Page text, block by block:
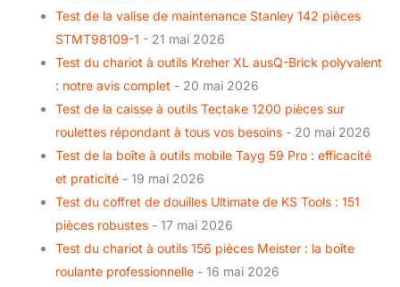
Test de la valise de maintenance Stanley 142 pièces
STMT98109-1 - 21 mai 2026
Test du chariot à outils Kreher XL ausQ-Brick polyvalent
: notre avis complet - 20 mai 2026
Test de la caisse à outils Tectake 1200 pièces sur
roulettes répondant à tous vos besoins - 20 mai 2026
Test de la boîte à outils mobile Tayg 59 Pro : efficacité
et praticité - 19 mai 2026
Test du coffret de douilles Ultimate de KS Tools : 151
pièces robustes - 17 mai 2026
Test du chariot à outils 156 pièces Meister : la boîte
roulante professionnelle - 16 mai 2026